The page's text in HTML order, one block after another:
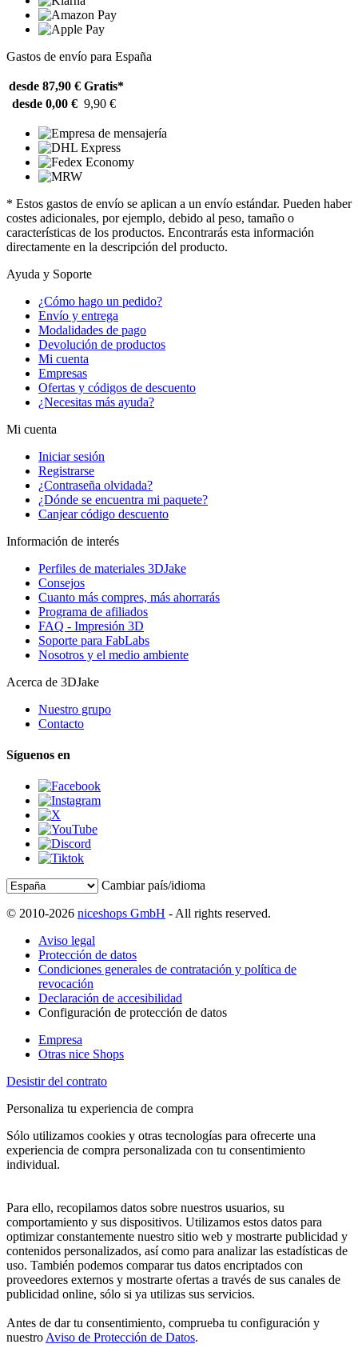
Gastos de envío para España
desde 87,90 € Gratis*
desde 0,00 € 9,90 €
* Estos gastos de envío se aplican a un envío estándar. Pueden haber
costes adicionales, por ejemplo, debido al peso, tamaño o
características de los productos. Encontrarás esta información
directamente en la descripción del producto.
Ayuda y Soporte
¿Cómo hago un pedido?
Envío y entrega
Modalidades de pago
Devolución de productos
Mi cuenta
Empresas
Ofertas y códigos de descuento
¿Necesitas más ayuda?
Mi cuenta
Iniciar sesión
Registrarse
¿Contraseña olvidada?
¿Dónde se encuentra mi paquete?
Canjear código descuento
Información de interés
Perfiles de materiales 3DJake
Consejos
Cuanto más compres, más ahorrarás
Programa de afiliados
FAQ - Impresión 3D
Soporte para FabLabs
Nosotros y el medio ambiente
Acerca de 3DJake
Nuestro grupo
Contacto
Síguenos en
Cambiar país/idioma
© 2010-2026 niceshops GmbH - All rights reserved.
Aviso legal
Protección de datos
Condiciones generales de contratación y política de
revocación
Declaración de accesibilidad
Configuración de protección de datos
Empresa
Otras nice Shops
Desistir del contrato
Personaliza tu experiencia de compra
Sólo utilizamos cookies y otras tecnologías para ofrecerte una
experiencia de compra personalizada con tu consentimiento
individual.
Para ello, recopilamos datos sobre nuestros usuarios, su
comportamiento y sus dispositivos. Utilizamos estos datos para
optimizar constantemente nuestro sitio web y mostrarte publicidad y
contenidos personalizados, así como para analizar las estadísticas de
uso. También podemos comparar tus datos encriptados con
proveedores externos y mostrarte ofertas a través de sus canales de
publicidad online, sólo si ya utilizas sus servicios.
Antes de dar tu consentimiento, comprueba tu configuración y
nuestroAviso de Protección de Datos.